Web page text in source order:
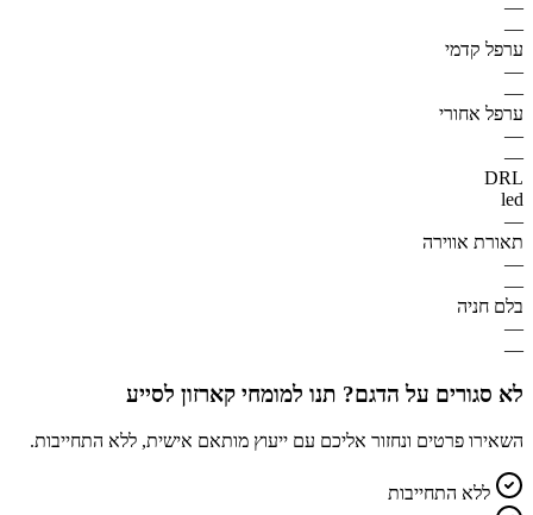
—
—
ערפל קדמי
—
—
ערפל אחורי
—
—
DRL
led
—
תאורת אווירה
—
—
בלם חניה
—
—
לא סגורים על הדגם? תנו למומחי קארזון לסייע
השאירו פרטים ונחזור אליכם עם ייעוץ מותאם אישית, ללא התחייבות.
ללא התחייבות